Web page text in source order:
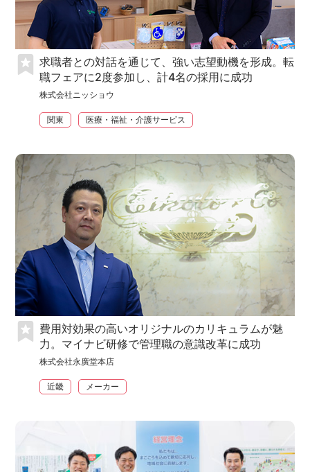
求職者との対話を通じて、強い志望動機を形成。転
職フェアに2度参加し、計4名の採用に成功
株式会社ニッショウ
関東 医療・福祉・介護サービス
費用対効果の高いオリジナルのカリキュラムが魅
力。マイナビ研修で管理職の意識改革に成功
株式会社永廣堂本店
近畿 メーカー